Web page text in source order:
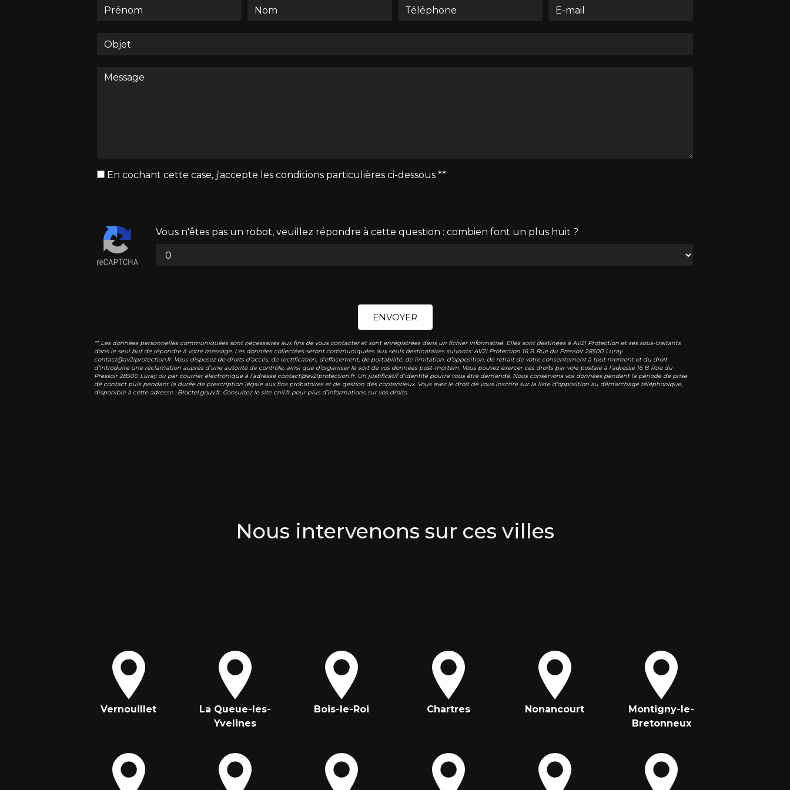
En cochant cette case, j'accepte les conditions particulières ci-dessous **
Vous n'êtes pas un robot, veuillez répondre à cette question : combien font un plus huit ?
ENVOYER
** Les données personnelles communiquées sont nécessaires aux fins de vous contacter et sont enregistrées dans un fichier informatisé. Elles sont destinées à AV2I Protection et ses sous-traitants
dans le seul but de répondre à votre message. Les données collectées seront communiquées aux seuls destinataires suivants: AV2I Protection 16 B Rue du Pressoir 28500 Luray
contact@av2iprotection.fr. Vous disposez de droits d’accès, de rectification, d’effacement, de portabilité, de limitation, d’opposition, de retrait de votre consentement à tout moment et du droit
d’introduire une réclamation auprès d’une autorité de contrôle, ainsi que d’organiser le sort de vos données post-mortem. Vous pouvez exercer ces droits par voie postale à l'adresse 16 B Rue du
Pressoir 28500 Luray ou par courrier électronique à l'adresse contact@av2iprotection.fr. Un justificatif d'identité pourra vous être demandé. Nous conservons vos données pendant la période de prise
de contact puis pendant la durée de prescription légale aux fins probatoires et de gestion des contentieux. Vous avez le droit de vous inscrire sur la liste d'opposition au démarchage téléphonique,
disponible à cette adresse : Bloctel.gouv.fr. Consultez le site cnil.fr pour plus d’informations sur vos droits.
Nous intervenons sur ces villes
Vernouillet
La Queue-les-
Yvelines
Bois-le-Roi Chartres Nonancourt
Montigny-le-
Bretonneux